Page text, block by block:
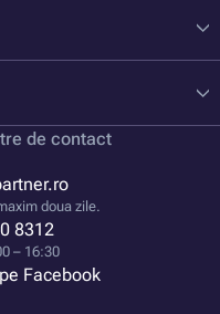
de contact
doua zile.
8312
– 16:30
Facebook